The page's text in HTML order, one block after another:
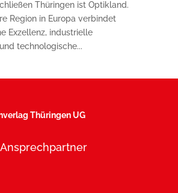
Thüringen ist Optikland.
Region in Europa verbindet
Exzellenz, industrielle
technologische...
Thüringen UG